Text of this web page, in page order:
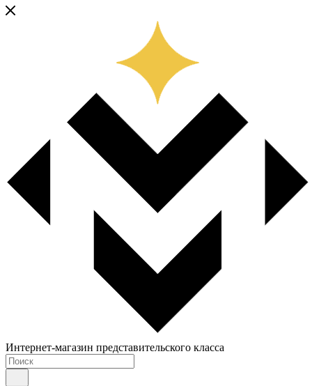
Интернет-магазин представительского класса